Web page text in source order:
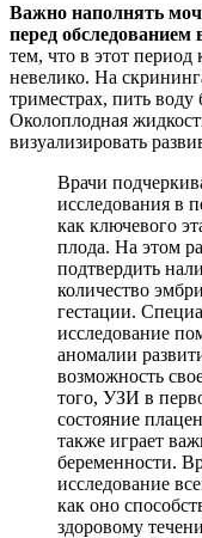
Важно наполнять
перед обследованием
тем, что в этот
невелико. На
триместрах, пить
Околоплодная
визуализировать
Врачи
исследования в
как ключевого
плода. На этом
подтвердить
количество
гестации.
исследование
аномалии
возможность
того, УЗИ в
состояние
также играет
беременности.
исследование
как оно
здоровому